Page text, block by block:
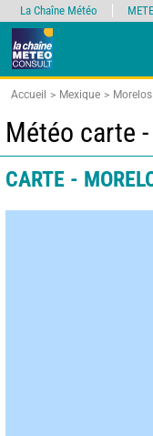
Accueil Mexique Morelos
Météo carte
CARTE -
La Chaîne Météo